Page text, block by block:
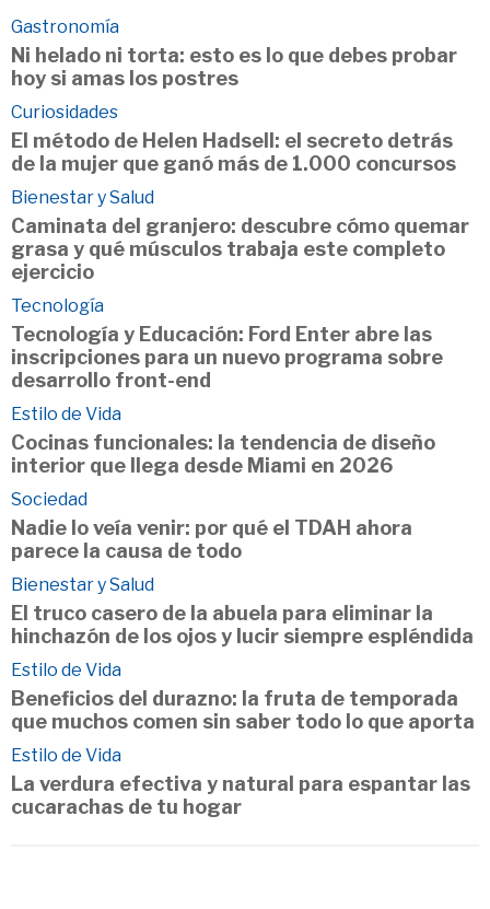
Gastronomía
Ni helado ni torta: esto es lo que debes probar
hoy si amas los postres
Curiosidades
El método de Helen Hadsell: el secreto detrás
de la mujer que ganó más de 1.000 concursos
Bienestar y Salud
Caminata del granjero: descubre cómo quemar
grasa y qué músculos trabaja este completo
ejercicio
Tecnología
Tecnología y Educación: Ford Enter abre las
inscripciones para un nuevo programa sobre
desarrollo front-end
Estilo de Vida
Cocinas funcionales: la tendencia de diseño
interior que llega desde Miami en 2026
Sociedad
Nadie lo veía venir: por qué el TDAH ahora
parece la causa de todo
Bienestar y Salud
El truco casero de la abuela para eliminar la
hinchazón de los ojos y lucir siempre espléndida
Estilo de Vida
Beneficios del durazno: la fruta de temporada
que muchos comen sin saber todo lo que aporta
Estilo de Vida
La verdura efectiva y natural para espantar las
cucarachas de tu hogar